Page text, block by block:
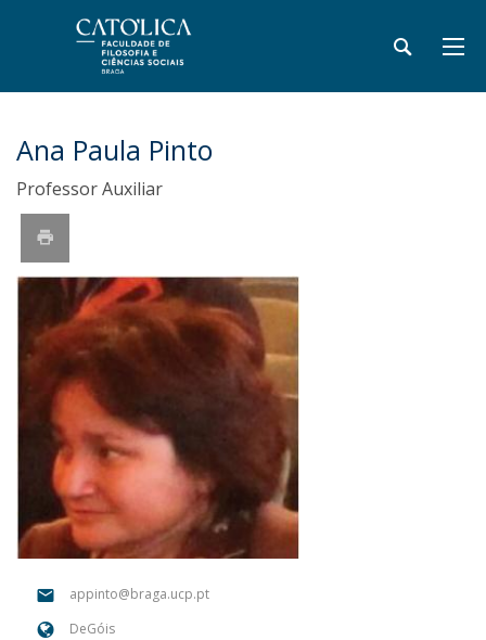
Ana Paula Pinto
Professor Auxiliar
appinto@braga.ucp.pt
DeGóis